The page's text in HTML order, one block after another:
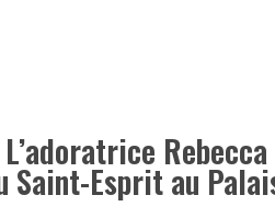
Saint-Esprit au